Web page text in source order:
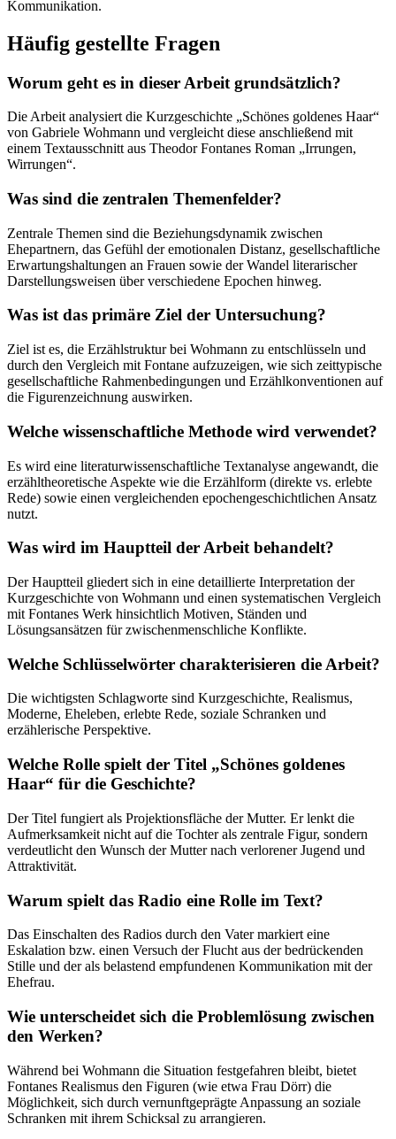
Kommunikation.
Häufig gestellte Fragen
Worum geht es in dieser Arbeit grundsätzlich?
Die Arbeit analysiert die Kurzgeschichte „Schönes goldenes Haar“
von Gabriele Wohmann und vergleicht diese anschließend mit
einem Textausschnitt aus Theodor Fontanes Roman „Irrungen,
Wirrungen“.
Was sind die zentralen Themenfelder?
Zentrale Themen sind die Beziehungsdynamik zwischen
Ehepartnern, das Gefühl der emotionalen Distanz, gesellschaftliche
Erwartungshaltungen an Frauen sowie der Wandel literarischer
Darstellungsweisen über verschiedene Epochen hinweg.
Was ist das primäre Ziel der Untersuchung?
Ziel ist es, die Erzählstruktur bei Wohmann zu entschlüsseln und
durch den Vergleich mit Fontane aufzuzeigen, wie sich zeittypische
gesellschaftliche Rahmenbedingungen und Erzählkonventionen auf
die Figurenzeichnung auswirken.
Welche wissenschaftliche Methode wird verwendet?
Es wird eine literaturwissenschaftliche Textanalyse angewandt, die
erzähltheoretische Aspekte wie die Erzählform (direkte vs. erlebte
Rede) sowie einen vergleichenden epochengeschichtlichen Ansatz
nutzt.
Was wird im Hauptteil der Arbeit behandelt?
Der Hauptteil gliedert sich in eine detaillierte Interpretation der
Kurzgeschichte von Wohmann und einen systematischen Vergleich
mit Fontanes Werk hinsichtlich Motiven, Ständen und
Lösungsansätzen für zwischenmenschliche Konflikte.
Welche Schlüsselwörter charakterisieren die Arbeit?
Die wichtigsten Schlagworte sind Kurzgeschichte, Realismus,
Moderne, Eheleben, erlebte Rede, soziale Schranken und
erzählerische Perspektive.
Welche Rolle spielt der Titel „Schönes goldenes
Haar“ für die Geschichte?
Der Titel fungiert als Projektionsfläche der Mutter. Er lenkt die
Aufmerksamkeit nicht auf die Tochter als zentrale Figur, sondern
verdeutlicht den Wunsch der Mutter nach verlorener Jugend und
Attraktivität.
Warum spielt das Radio eine Rolle im Text?
Das Einschalten des Radios durch den Vater markiert eine
Eskalation bzw. einen Versuch der Flucht aus der bedrückenden
Stille und der als belastend empfundenen Kommunikation mit der
Ehefrau.
Wie unterscheidet sich die Problemlösung zwischen
den Werken?
Während bei Wohmann die Situation festgefahren bleibt, bietet
Fontanes Realismus den Figuren (wie etwa Frau Dörr) die
Möglichkeit, sich durch vernunftgeprägte Anpassung an soziale
Schranken mit ihrem Schicksal zu arrangieren.